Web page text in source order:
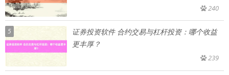
240
5
证券投资软件 合约交易与杠杆投资：哪个收益
更丰厚？
239